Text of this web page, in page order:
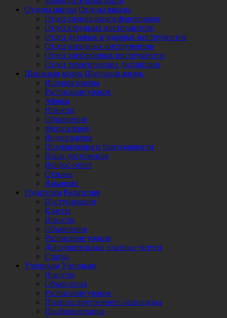
Отделы школы Отделы школы
Отдел специального фортепиано
Отдел струнных инструментов
Отдел духовых и ударных инструментов
Отдел народных инструментов
Отдел электронных инструментов
Отдел теоретических дисциплин
Школьная жизнь Школьная жизнь
История школы
Расписание уроков
Афиша
Новости
Объявления
Фотогалерея
Видеогалерея
Поздравления и благодарности
Наши достижения
Вопрос-ответ
Отзывы
Вакансии
Родителям Родителям
Поступающим
Классы
Новости
Объявления
Расписание уроков
Дополнительные платные услуги
Статьи
Ученикам Ученикам
Новости
Объявления
Расписание уроков
Правила внутреннего распорядка
Профориентация